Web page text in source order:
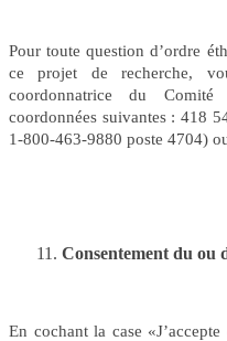
Pour toute question d’ordre
ce projet de recherche,
coordonnatrice du
coordonnées suivantes : 418
1-800-463-9880 poste 4704)
Consentement du ou
En cochant la case